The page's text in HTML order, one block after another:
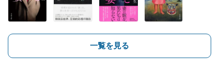
一覧を見る